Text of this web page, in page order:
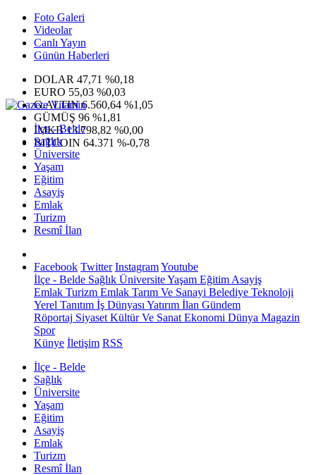
Foto Galeri
Videolar
Canlı Yayın
Günün Haberleri
DOLAR 47,71 %0,18
EURO 55,03 %0,03
G.ALTIN6.560,64 %1,05
GÜMÜŞ 96 %1,81
IMKB13.798,82 %0,00
BITCOIN 64.371 %-0,78
İlçe - Belde
Sağlık
Üniversite
Yaşam
Eğitim
Asayiş
Emlak
Turizm
Resmî İlan
Facebook Twitter InstagramYoutube
İlçe - Belde Sağlık ÜniversiteYaşam Eğitim Asayiş
Emlak Turizm Emlak Tarım Ve Sanayi Belediye Teknoloji
Yerel Tanıtım İş Dünyası Yatırım İlan Gündem
Röportaj Siyaset Kültür Ve Sanat Ekonomi Dünya Magazin
Spor
Künye İletişim RSS
İlçe - Belde
Sağlık
Üniversite
Yaşam
Eğitim
Asayiş
Emlak
Turizm
Resmî İlan